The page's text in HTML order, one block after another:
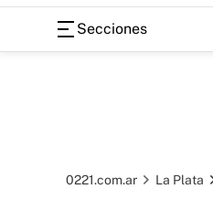
Secciones
0221.com.ar La Plata